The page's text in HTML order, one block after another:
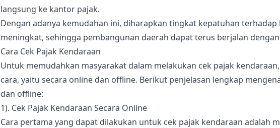
langsung ke kantor pajak.
Dengan adanya kemudahan ini, diharapkan tingkat kepatuhan
meningkat, sehingga pembangunan daerah dapat terus berjalan dengan
Cara Cek Pajak Kendaraan
Untuk memudahkan masyarakat dalam melakukan cek pajak
cara, yaitu secara online dan offline. Berikut penjelasan lengkap
dan offline:
1). Cek Pajak Kendaraan Secara Online
Cara pertama yang dapat dilakukan untuk cek pajak kendaraan adalah